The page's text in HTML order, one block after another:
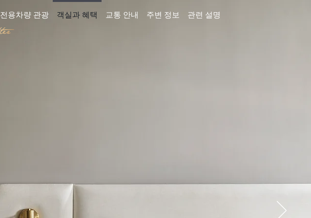
전용차량 관광 객실과 혜택 교통 안내 주변 정보 관련 설명